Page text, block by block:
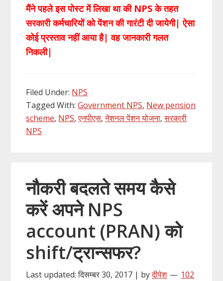
मैंने पहले इस पोस्ट में लिखा था की NPS के तहत
सरकारी कर्मचारियों को पेंशन की गारंटी दी जायेगी| ऐसा
कोई प्रस्ताव नहीं आया है| वह जानकारी गलत
निकली|
Filed Under: NPS
Tagged With:Government NPS, New pension
scheme, NPS,एनपीएस,नेशनल पेंशन योजना,सरकारी
NPS
नौकरी बदलते समय कैसे
करें अपने NPS
account (PRAN) को
shift/ट्रान्सफर?
Last updated: दिसम्बर 30, 2017 | byदीपेश
102